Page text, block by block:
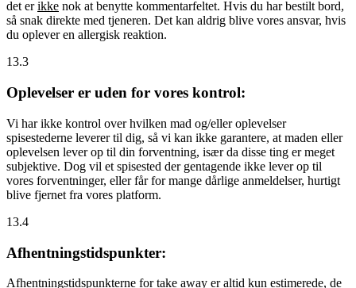
det erikke nok at benytte kommentarfeltet. Hvis du har bestilt bord,
så snak direkte med tjeneren. Det kan aldrig blive vores ansvar, hvis
du oplever en allergisk reaktion.
13.3
Oplevelser er uden for vores kontrol:
Vi har ikke kontrol over hvilken mad og/eller oplevelser
spisestederne leverer til dig, så vi kan ikke garantere, at maden eller
oplevelsen lever op til din forventning, især da disse ting er meget
subjektive. Dog vil et spisested der gentagende ikke lever op til
vores forventninger, eller får for mange dårlige anmeldelser, hurtigt
blive fjernet fra vores platform.
13.4
Afhentningstidspunkter:
Afhentningstidspunkterne for take away er altid kun estimerede, de